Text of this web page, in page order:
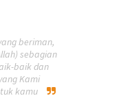
beriman,
sebagian
baik dan
Kami
kamu